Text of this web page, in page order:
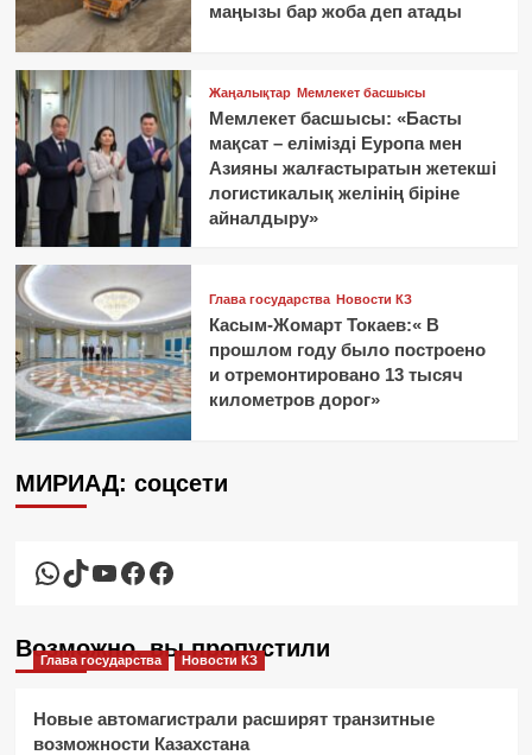
маңызы бар жоба деп атады
Жаңалықтар Мемлекет басшысы
Мемлекет басшысы: «Басты
мақсат – елімізді Еуропа мен
Азияны жалғастыратын жетекші
логистикалық желінің біріне
айналдыру»
Глава государства Новости КЗ
Касым-Жомарт Токаев:« В
прошлом году было построено
и отремонтировано 13 тысяч
километров дорог»
МИРИАД: соцсети
WhatsApp
TikTok
YouTube
Facebook
Facebook
Возможно, вы пропустили
Глава государства Новости КЗ
Новые автомагистрали расширят транзитные
возможности Казахстана